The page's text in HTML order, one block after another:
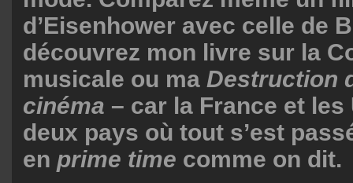
d’Eisenhower avec celle de
découvrez mon livre sur la
musicale ou ma Destruction
cinéma – car la France et les
deux pays où tout s’est
en prime time comme on dit.